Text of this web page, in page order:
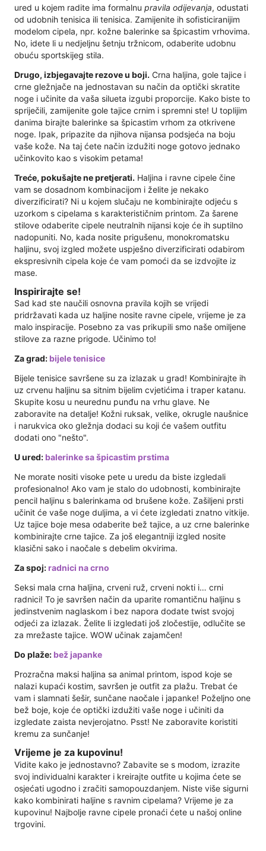
ured u kojem radite ima formalnu pravila odijevanja, odustati
od udobnih tenisica ili tenisica. Zamijenite ih sofisticiranijim
modelom cipela, npr. kožne balerinke sa špicastim vrhovima.
No, idete li u nedjeljnu šetnju tržnicom, odaberite udobnu
obuću sportskijeg stila.
Drugo, izbjegavajte rezove u boji. Crna haljina, gole tajice i
crne gležnjače na jednostavan su način da optički skratite
noge i učinite da vaša silueta izgubi proporcije. Kako biste to
spriječili, zamijenite gole tajice crnim i spremni ste! U toplijim
danima birajte balerinke sa špicastim vrhom za otkrivene
noge. Ipak, pripazite da njihova nijansa podsjeća na boju
vaše kože. Na taj ćete način izdužiti noge gotovo jednako
učinkovito kao s visokim petama!
Treće, pokušajte ne pretjerati. Haljina i ravne cipele čine
vam se dosadnom kombinacijom i želite je nekako
diverzificirati? Ni u kojem slučaju ne kombinirajte odjeću s
uzorkom s cipelama s karakterističnim printom. Za šarene
stilove odaberite cipele neutralnih nijansi koje će ih suptilno
nadopuniti. No, kada nosite prigušenu, monokromatsku
haljinu, svoj izgled možete uspješno diverzificirati odabirom
ekspresivnih cipela koje će vam pomoći da se izdvojite iz
mase.
Inspirirajte se!
Sad kad ste naučili osnovna pravila kojih se vrijedi
pridržavati kada uz haljine nosite ravne cipele, vrijeme je za
malo inspiracije. Posebno za vas prikupili smo naše omiljene
stilove za razne prigode. Učinimo to!
Za grad: bijele tenisice
Bijele tenisice savršene su za izlazak u grad! Kombinirajte ih
uz crvenu haljinu sa sitnim bijelim cvjetićima i traper katanu.
Skupite kosu u neurednu punđu na vrhu glave. Ne
zaboravite na detalje! Kožni ruksak, velike, okrugle naušnice
i narukvica oko gležnja dodaci su koji će vašem outfitu
dodati ono "nešto".
U ured: balerinke sa špicastim prstima
Ne morate nositi visoke pete u uredu da biste izgledali
profesionalno! Ako vam je stalo do udobnosti, kombinirajte
pencil haljinu s balerinkama od brušene kože. Zašiljeni prsti
učinit će vaše noge duljima, a vi ćete izgledati znatno vitkije.
Uz tajice boje mesa odaberite bež tajice, a uz crne balerinke
kombinirajte crne tajice. Za još elegantniji izgled nosite
klasični sako i naočale s debelim okvirima.
Za spoj:radnici na crno
Seksi mala crna haljina, crveni ruž, crveni nokti i… crni
radnici! To je savršen način da uparite romantičnu haljinu s
jedinstvenim naglaskom i bez napora dodate twist svojoj
odjeći za izlazak. Želite li izgledati još zločestije, odlučite se
za mrežaste tajice. WOW učinak zajamčen!
Do plaže: bež japanke
Prozračna maksi haljina sa animal printom, ispod koje se
nalazi kupaći kostim, savršen je outfit za plažu. Trebat će
vam i slamnati šešir, sunčane naočale i japanke! Poželjno one
bež boje, koje će optički izdužiti vaše noge i učiniti da
izgledate zaista nevjerojatno. Psst! Ne zaboravite koristiti
kremu za sunčanje!
Vrijeme je za kupovinu!
Vidite kako je jednostavno? Zabavite se s modom, izrazite
svoj individualni karakter i kreirajte outfite u kojima ćete se
osjećati ugodno i zračiti samopouzdanjem. Niste više sigurni
kako kombinirati haljine s ravnim cipelama? Vrijeme je za
kupovinu! Najbolje ravne cipele pronaći ćete u našoj online
trgovini.